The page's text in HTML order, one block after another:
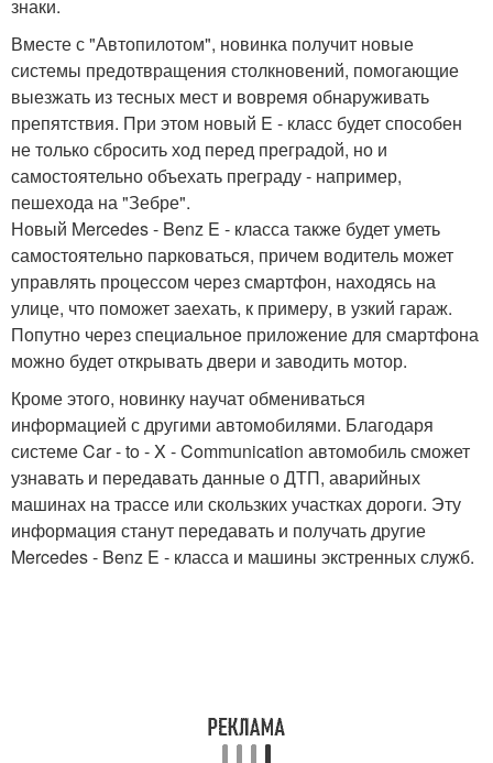
знаки.
Вместе с "Автопилотом", новинка получит новые
системы предотвращения столкновений, помогающие
выезжать из тесных мест и вовремя обнаруживать
препятствия. При этом новый E - класс будет способен
не только сбросить ход перед преградой, но и
самостоятельно объехать преграду - например,
пешехода на "Зебре".
Новый Mercedes - Benz E - класса также будет уметь
самостоятельно парковаться, причем водитель может
управлять процессом через смартфон, находясь на
улице, что поможет заехать, к примеру, в узкий гараж.
Попутно через специальное приложение для смартфона
можно будет открывать двери и заводить мотор.
Кроме этого, новинку научат обмениваться
информацией с другими автомобилями. Благодаря
системе Car - to - X - Communication автомобиль сможет
узнавать и передавать данные о ДТП, аварийных
машинах на трассе или скользких участках дороги. Эту
информация станут передавать и получать другие
Mercedes - Benz E - класса и машины экстренных служб.